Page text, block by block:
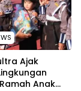
Ajak
Anak